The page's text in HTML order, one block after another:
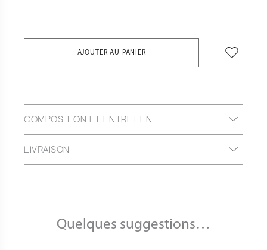
AJOUTER AU PANIER
COMPOSITION ET ENTRETIEN
LIVRAISON
Quelques suggestions…